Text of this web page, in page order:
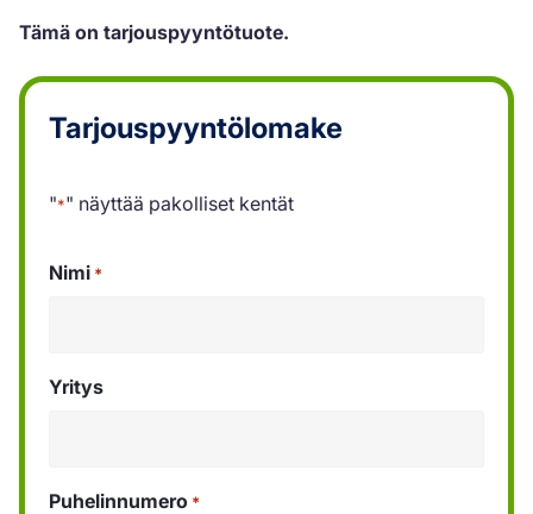
Tämä on tarjouspyyntötuote.
Tarjouspyyntölomake
"*" näyttää pakolliset kentät
Nimi *
Yritys
Puhelinnumero *